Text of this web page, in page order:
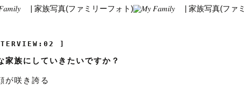
]
家族にしていきたいですか？
が咲き誇る